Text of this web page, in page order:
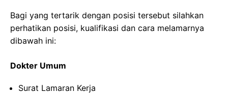
Bagi yang tertarik dengan posisi tersebut silahkan
perhatikan posisi, kualifikasi dan cara melamarnya
dibawah ini:
Dokter Umum
Surat Lamaran Kerja